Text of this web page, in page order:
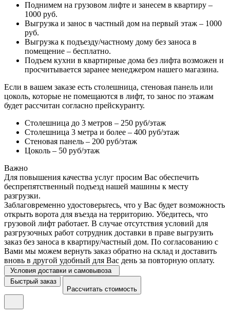
Поднимем на грузовом лифте и занесем в квартиру –
1000 руб.
Выгрузка и занос в частный дом на первый этаж – 1000
руб.
Выгрузка к подъезду/частному дому без заноса в
помещение – бесплатно.
Подъем кухни в квартирные дома без лифта возможен и
просчитывается заранее менеджером нашего магазина.
Если в вашем заказе есть столешница, стеновая панель или
цоколь, которые не помещаются в лифт, то занос по этажам
будет рассчитан согласно прейскуранту.
Столешница до 3 метров – 250 руб/этаж
Столешница 3 метра и более – 400 руб/этаж
Стеновая панель – 200 руб/этаж
Цоколь – 50 руб/этаж
Важно
Для повышения качества услуг просим Вас обеспечить
беспрепятственный подъезд нашей машины к месту
разгрузки.
Заблаговременно удостоверьтесь, что у Вас будет возможность
открыть ворота для въезда на территорию. Убедитесь, что
грузовой лифт работает. В случае отсутствия условий для
разгрузочных работ сотрудник доставки в праве выгрузить
заказ без заноса в квартиру/частный дом. По согласованию с
Вами мы можем вернуть заказ обратно на склад и доставить
вновь в другой удобный для Вас день за повторную оплату.
Условия доставки и самовывоза
Быстрый заказ
Рассчитать стоимость